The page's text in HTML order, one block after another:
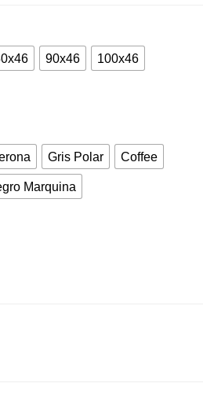
90x46 100x46
Gris Polar Coffee
Marquina